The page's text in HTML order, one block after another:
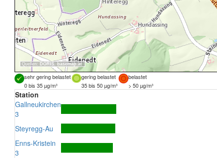
Quellen: DORIS, basemap.at
sehr gering belastet gering belastet
belastet
0 bis 35 µg/m³
35 bis 50 µg/m³ > 50 µg/m³
Station
Gallneukirchen
3
Steyregg-Au
Enns-Kristein
3